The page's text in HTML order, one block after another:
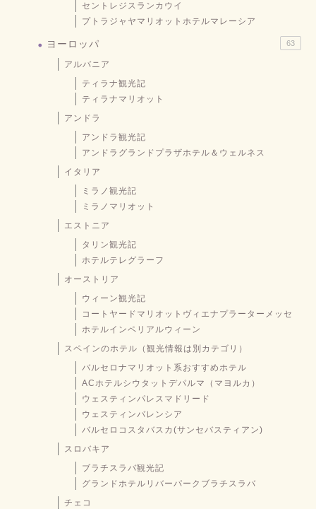
セントレジスランカウイ
プトラジャヤマリオットホテルマレーシア
ヨーロッパ 63
アルバニア
ティラナ観光記
ティラナマリオット
アンドラ
アンドラ観光記
アンドラグランドプラザホテル＆ウェルネス
イタリア
ミラノ観光記
ミラノマリオット
エストニア
タリン観光記
ホテルテレグラーフ
オーストリア
ウィーン観光記
コートヤードマリオットヴィエナプラーターメッセ
ホテルインペリアルウィーン
スペインのホテル（観光情報は別カテゴリ）
バルセロナマリオット系おすすめホテル
ACホテルシウタットデパルマ（マヨルカ）
ウェスティンパレスマドリード
ウェスティンバレンシア
バルセロコスタバスカ(サンセバスティアン)
スロバキア
ブラチスラバ観光記
グランドホテルリバーパークブラチスラバ
チェコ